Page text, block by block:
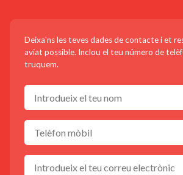
Deixa'ns les teves dades de contacte i et
aviat possible. Inclou el teu número de
truquem.